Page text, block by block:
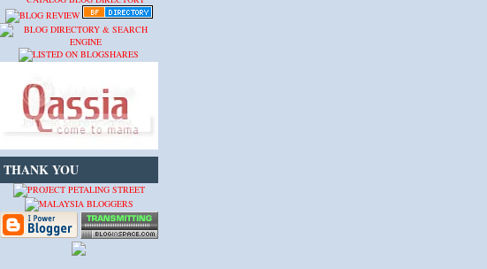
THANK YOU